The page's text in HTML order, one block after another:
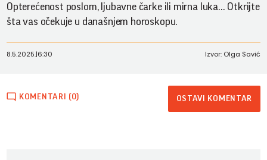
Opterećenost poslom, ljubavne čarke ili mirna luka... Otkrijte
šta vas očekuje u današnjem horoskopu.
8.5.2025.|6:30 Izvor: Olga Savić
KOMENTARI (0) OSTAVI KOMENTAR